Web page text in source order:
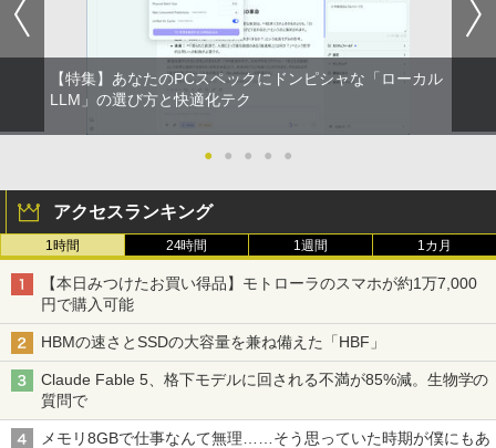
【特集】あなたのPCスペックにドンピシャな「ローカル
LLM」の選び方と快適化テク
● ● ● ● ●
アクセスランキング
1時間 24時間 1週間 1カ月
【本日みつけたお買い得品】モトローラのスマホが約1万7,000
円で購入可能
HBMの速さとSSDの大容量を兼ね備えた「HBF」
Claude Fable 5、格下モデルに回される不満が85%減。生物学の
質問で
メモリ8GBで仕事なんて無理……そう思っていた時期が僕にもあ